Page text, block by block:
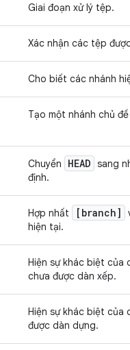
Giai đoạn xử lý tệp.
Xác nhận các tệp
Cho biết các nhánh
Tạo một nhánh chủ đề
Chuyển HEAD sang
định.
Hợp nhất [branch]
hiện tại.
Hiện sự khác biệt của
chưa được dàn xếp.
Hiện sự khác biệt của
được dàn dựng.